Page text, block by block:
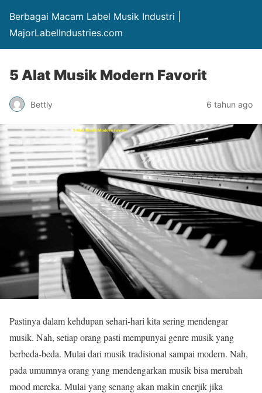
Berbagai Macam Label Musik Industri |
MajorLabelIndustries.com
5 Alat Musik Modern Favorit
Bettly 6 tahun ago
Pastinya dalam kehdupan sehari-hari kita sering mendengar
musik. Nah, setiap orang pasti mempunyai genre musik yang
berbeda-beda. Mulai dari musik tradisional sampai modern. Nah,
pada umumnya orang yang mendengarkan musik bisa merubah
mood mereka. Mulai yang senang akan makin enerjik jika